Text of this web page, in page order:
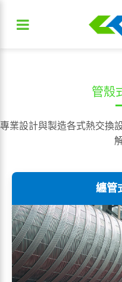
管殼
專業設計與製造各式熱交換
纏管